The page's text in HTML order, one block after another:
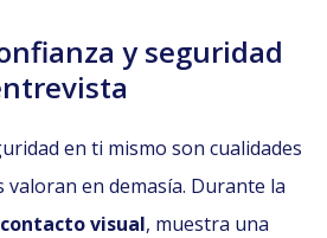
y seguridad
en ti mismo son cualidades
valoran en demasía. Durante la
visual, muestra una